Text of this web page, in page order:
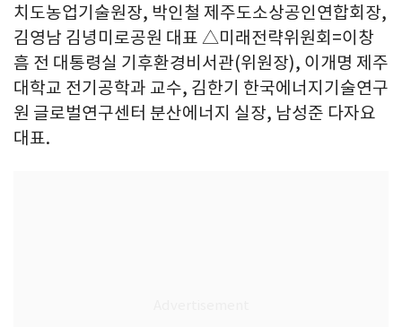
치도농업기술원장, 박인철 제주도소상공인연합회장,
김영남 김녕미로공원 대표 △미래전략위원회=이창
흠 전 대통령실 기후환경비서관(위원장), 이개명 제주
대학교 전기공학과 교수, 김한기 한국에너지기술연구
원 글로벌연구센터 분산에너지 실장, 남성준 다자요
대표.